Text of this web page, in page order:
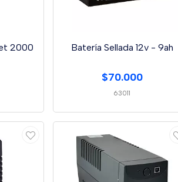
2000
Batería Sellada 12v - 9ah
$70.000
63011